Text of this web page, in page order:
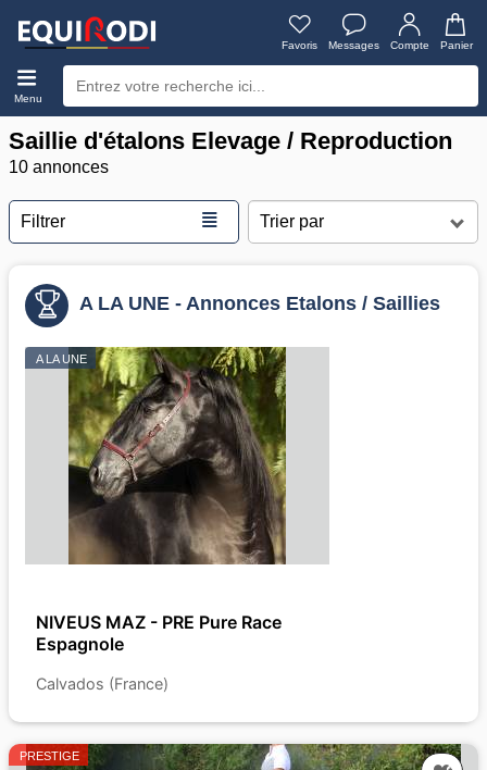
Favoris Messages Compte Panier
Menu
Saillie d'étalons Elevage / Reproduction
10 annonces
Filtrer ≣
A LA UNE - Annonces Etalons / Saillies
A LA UNE
NIVEUS MAZ - PRE Pure Race
Espagnole
Calvados (France)
PRESTIGE